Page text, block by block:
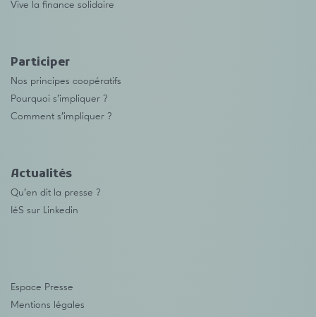
Vive la finance solidaire
Participer
Nos principes coopératifs
Pourquoi s’impliquer ?
Comment s’impliquer ?
Actualités
Qu’en dit la presse ?
IéS sur Linkedin
Espace Presse
Mentions légales